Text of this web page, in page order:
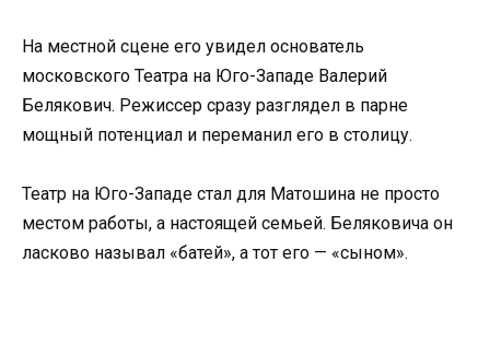
На местной сцене его увидел основатель
московского Театра на Юго-Западе Валерий
Белякович. Режиссер сразу разглядел в парне
мощный потенциал и переманил его в столицу.
Театр на Юго-Западе стал для Матошина не просто
местом работы, а настоящей семьей. Беляковича он
ласково называл «батей», а тот его — «сыном».